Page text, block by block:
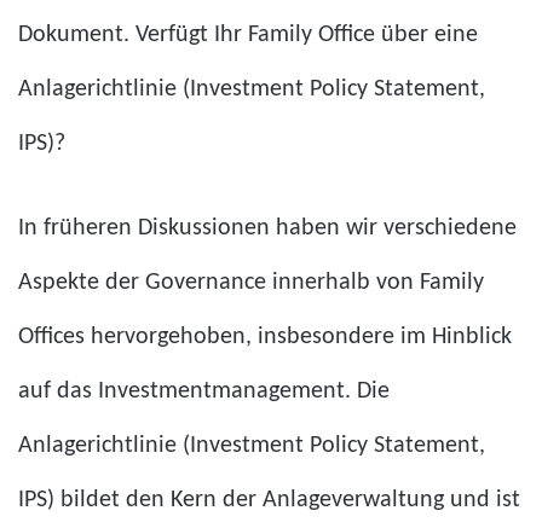
Dokument. Verfügt Ihr Family Office über eine
Anlagerichtlinie (Investment Policy Statement,
IPS)?
In früheren Diskussionen haben wir verschiedene
Aspekte der Governance innerhalb von Family
Offices hervorgehoben, insbesondere im Hinblick
auf das Investmentmanagement. Die
Anlagerichtlinie (Investment Policy Statement,
IPS) bildet den Kern der Anlageverwaltung und ist